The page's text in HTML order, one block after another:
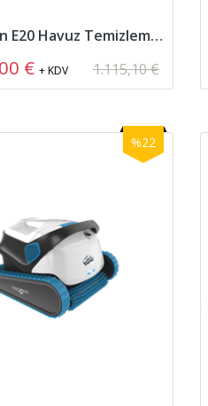
Dolphin E20 Havuz Temizleme Robotu
€ + KDV 1.115,10 €
%22